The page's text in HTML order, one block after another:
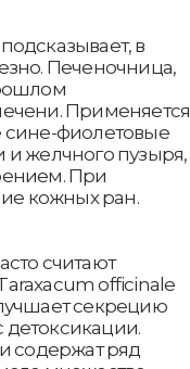
в
Печеночница,
Применяется
сине-фиолетовые
и желчного пузыря,
При
кожных ран.
считают
officinale
секрецию
содержат ряд